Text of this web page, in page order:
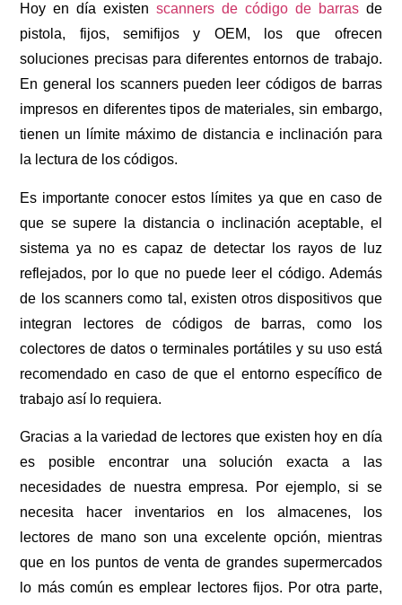
Hoy en día existenscanners de código de barras de
pistola, fijos, semifijos y OEM, los que ofrecen
soluciones precisas para diferentes entornos de trabajo.
En general los scanners pueden leer códigos de barras
impresos en diferentes tipos de materiales, sin embargo,
tienen un límite máximo de distancia e inclinación para
la lectura de los códigos.
Es importante conocer estos límites ya que en caso de
que se supere la distancia o inclinación aceptable, el
sistema ya no es capaz de detectar los rayos de luz
reflejados, por lo que no puede leer el código. Además
de los scanners como tal, existen otros dispositivos que
integran lectores de códigos de barras, como los
colectores de datos o terminales portátiles y su uso está
recomendado en caso de que el entorno específico de
trabajo así lo requiera.
Gracias a la variedad de lectores que existen hoy en día
es posible encontrar una solución exacta a las
necesidades de nuestra empresa. Por ejemplo, si se
necesita hacer inventarios en los almacenes, los
lectores de mano son una excelente opción, mientras
que en los puntos de venta de grandes supermercados
lo más común es emplear lectores fijos. Por otra parte,